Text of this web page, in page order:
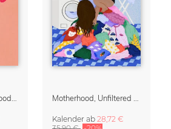
Kalender ab 28,72 €